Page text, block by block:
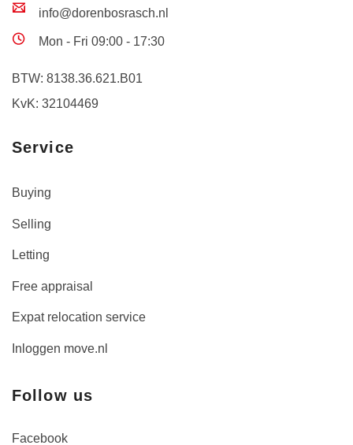
info@dorenbosrasch.nl
Mon - Fri 09:00 - 17:30
BTW: 8138.36.621.B01
KvK: 32104469
Service
Buying
Selling
Letting
Free appraisal
Expat relocation service
Inloggen move.nl
Follow us
Facebook